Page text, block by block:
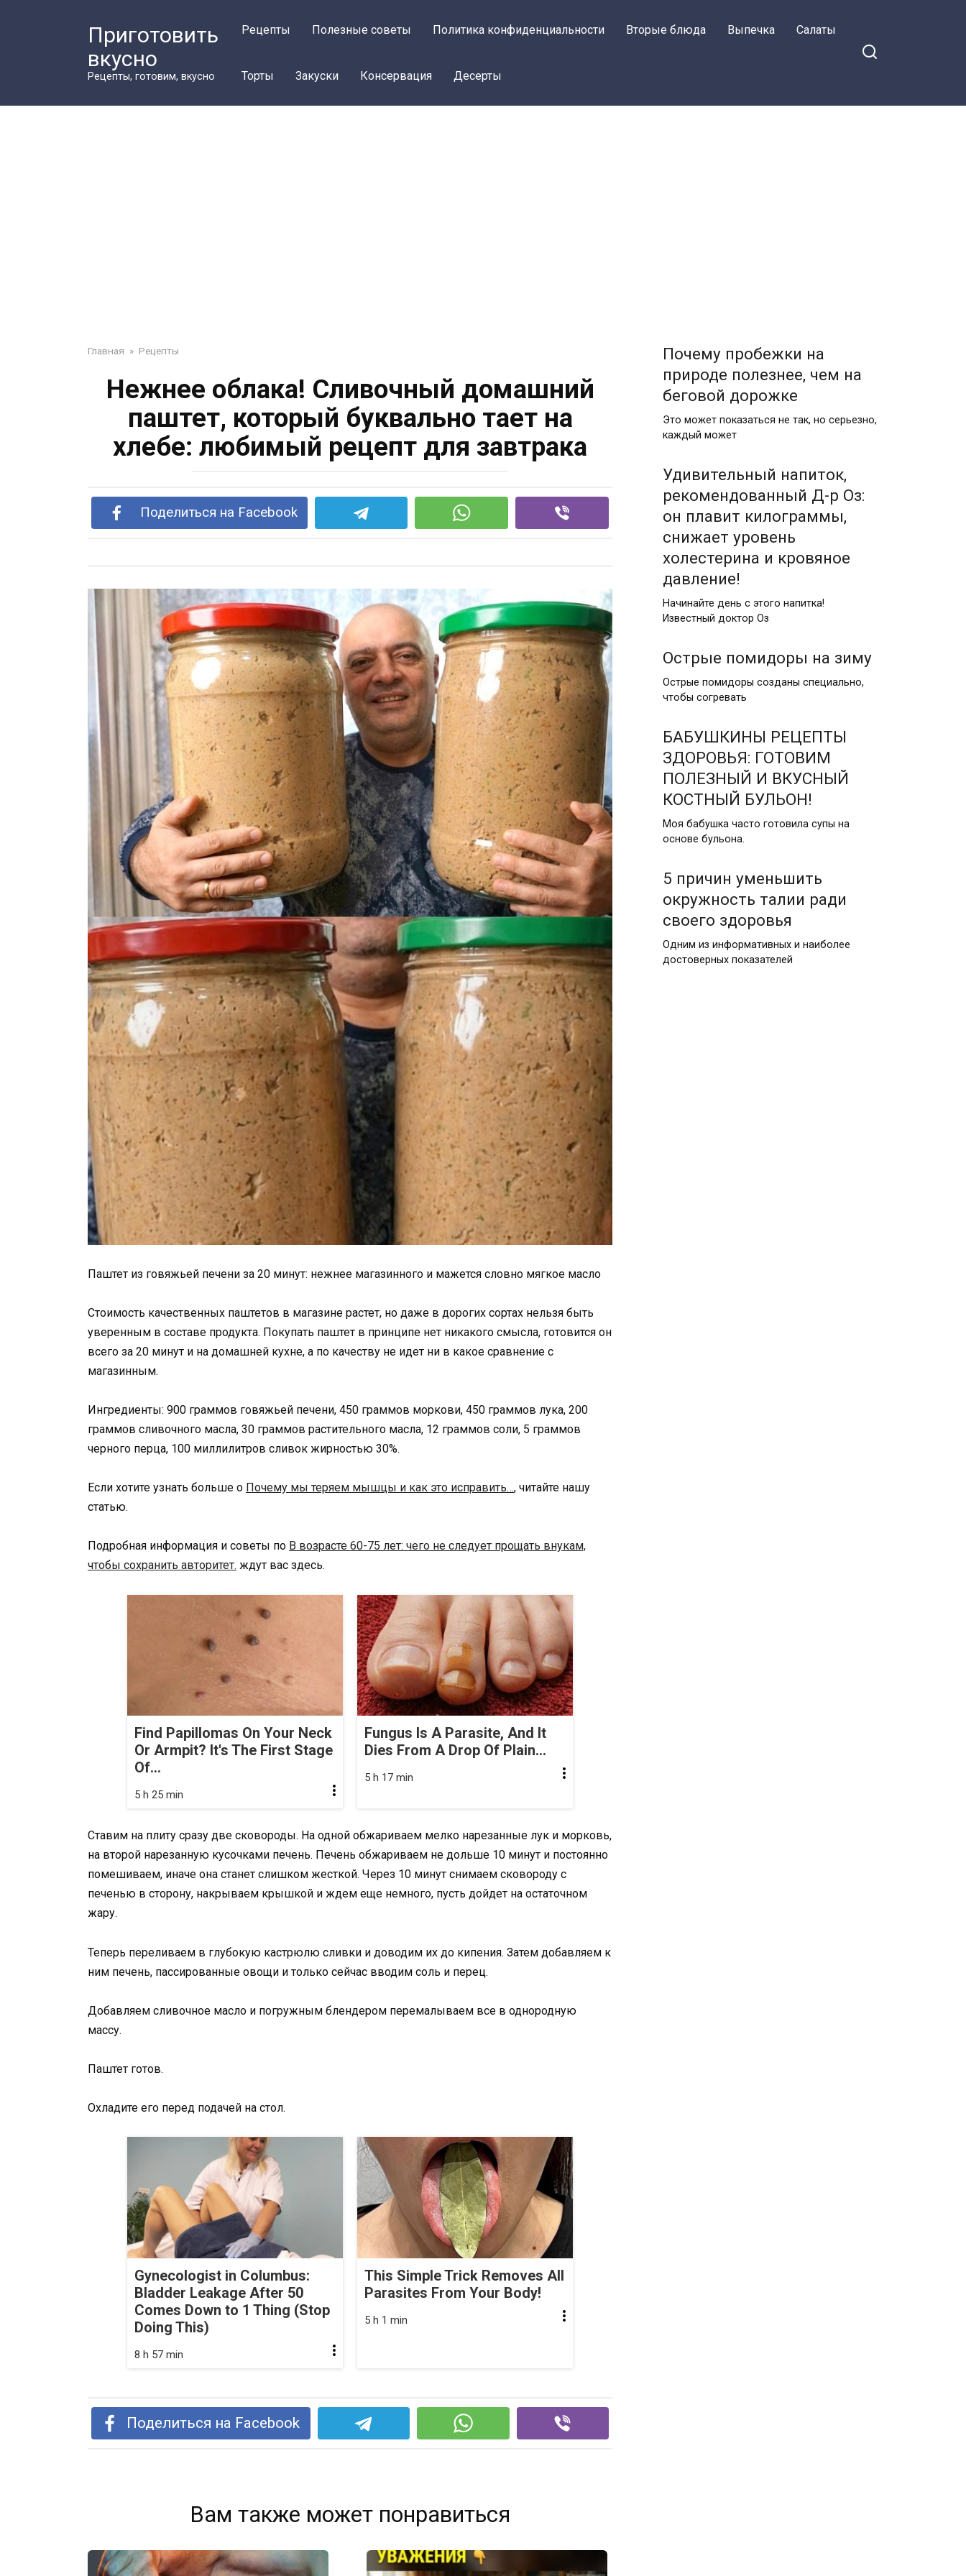
Приготовить
вкусно
Рецепты, готовим, вкусно
Рецепты Полезные советы Политика конфиденциальности Вторые блюда Выпечка Салаты
Торты Закуски Консервация Десерты
Главная » Рецепты
Нежнее облака! Сливочный домашний
паштет, который буквально тает на
хлебе: любимый рецепт для завтрака
Поделиться на Facebook
Паштет из говяжьей печени за 20 минут: нежнее магазинного и мажется словно мягкое масло
Стоимость качественных паштетов в магазине растет, но даже в дорогих сортах нельзя быть
уверенным в составе продукта. Покупать паштет в принципе нет никакого смысла, готовится он
всего за 20 минут и на домашней кухне, а по качеству не идет ни в какое сравнение с
магазинным.
Ингредиенты: 900 граммов говяжьей печени, 450 граммов моркови, 450 граммов лука, 200
граммов сливочного масла, 30 граммов растительного масла, 12 граммов соли, 5 граммов
черного перца, 100 миллилитров сливок жирностью 30%.
Если хотите узнать больше о Почему мы теряем мышцы и как это исправить…, читайте нашу
статью.
Подробная информация и советы по В возрасте 60-75 лет: чего не следует прощать внукам,
чтобы сохранить авторитет. ждут вас здесь.
Find Papillomas On Your Neck
Or Armpit? It's The First Stage
Of...
5 h 25 min
Fungus Is A Parasite, And It
Dies From A Drop Of Plain...
5 h 17 min
Ставим на плиту сразу две сковороды. На одной обжариваем мелко нарезанные лук и морковь,
на второй нарезанную кусочками печень. Печень обжариваем не дольше 10 минут и постоянно
помешиваем, иначе она станет слишком жесткой. Через 10 минут снимаем сковороду с
печенью в сторону, накрываем крышкой и ждем еще немного, пусть дойдет на остаточном
жару.
Теперь переливаем в глубокую кастрюлю сливки и доводим их до кипения. Затем добавляем к
ним печень, пассированные овощи и только сейчас вводим соль и перец.
Добавляем сливочное масло и погружным блендером перемалываем все в однородную
массу.
Паштет готов.
Охладите его перед подачей на стол.
Gynecologist in Columbus:
Bladder Leakage After 50
Comes Down to 1 Thing (Stop
Doing This)
8 h 57 min
This Simple Trick Removes All
Parasites From Your Body!
5 h 1 min
Поделиться на Facebook
Вам также может понравиться
Почему пробежки на
природе полезнее, чем на
беговой дорожке
Это может показаться не так, но серьезно,
каждый может
Удивительный напиток,
рекомендованный Д-р Оз:
он плавит килограммы,
снижает уровень
холестерина и кровяное
давление!
Начинайте день с этого напитка!
Известный доктор Оз
Острые помидоры на зиму
Острые помидоры созданы специально,
чтобы согревать
БАБУШКИНЫ РЕЦЕПТЫ
ЗДОРОВЬЯ: ГОТОВИМ
ПОЛЕЗНЫЙ И ВКУСНЫЙ
КОСТНЫЙ БУЛЬОН!
Моя бабушка часто готовила супы на
основе бульона.
5 причин уменьшить
окружность талии ради
своего здоровья
Одним из информативных и наиболее
достоверных показателей